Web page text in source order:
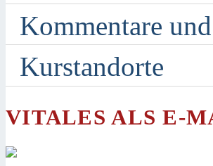
Kommentare
Kurstandorte
VITALES ALS E-